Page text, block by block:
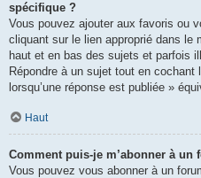
spécifique ?
Vous pouvez ajouter aux favoris ou
cliquant sur le lien approprié dans le
haut et en bas des sujets et parfois
Répondre à un sujet tout en
lorsqu’une réponse est publiée »
Haut
Comment puis-je m’abonner à un
Vous pouvez vous abonner à un